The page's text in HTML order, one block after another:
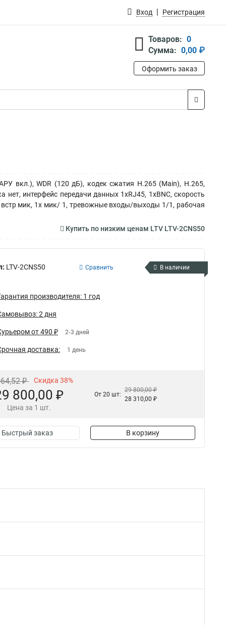
Вход Регистрация
Товаров: 0
Сумма: 0,00 ₽
Оформить заказ
вкл.), WDR (120 дБ), кодек сжатия H.265 (Main), H.265,
нет, интерфейс передачи данных 1xRJ45, 1xBNC, cкорость
мик, 1x мик/ 1, тревожные входы/выходы 1/1, рабочая
Купить по низким ценам LTV LTV-2CNS50
LTV-2CNS50 Сравнить В наличии
производителя: 1 год
2 дня
от 490 ₽ 2-3 дней
доставка: 1 день
₽ Скидка 38%
800,00 ₽
Цена за 1 шт.
От 20 шт:
29 800,00 ₽
28 310,00 ₽
Быстрый заказ В корзину